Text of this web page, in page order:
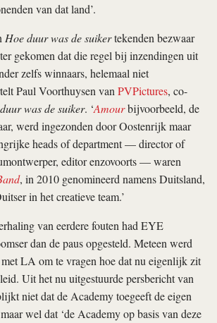
van dat land’.
Hoe duur was de suikertekenden bezwaar
gekomen dat die regel bij inzendingen uit
zelfs winnaars, helemaal niet
Paul Voorthuysen vanPVPictures, co-
was de suiker. ‘Amourbijvoorbeeld, de
werd ingezonden door Oostenrijk maar
heads of department — director of
editor enzovoorts — waren
, in 2010 genomineerd namens Duitsland,
in het creatieve team.’
van eerdere fouten had EYE
dan de paus opgesteld. Meteen werd
LA om te vragen hoe dat nu eigenlijk zit
Uit het nu uitgestuurde persbericht van
niet dat de Academy toegeeft de eigen
wel dat ‘de Academy op basis van deze